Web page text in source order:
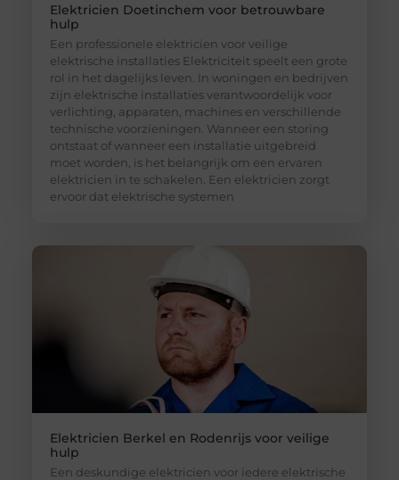
Elektricien Doetinchem voor betrouwbare
hulp
Een professionele elektricien voor veilige
elektrische installaties Elektriciteit speelt een grote
rol in het dagelijks leven. In woningen en bedrijven
zijn elektrische installaties verantwoordelijk voor
verlichting, apparaten, machines en verschillende
technische voorzieningen. Wanneer een storing
ontstaat of wanneer een installatie uitgebreid
moet worden, is het belangrijk om een ervaren
elektricien in te schakelen. Een elektricien zorgt
ervoor dat elektrische systemen
Elektricien Berkel en Rodenrijs voor veilige
hulp
Een deskundige elektricien voor iedere elektrische